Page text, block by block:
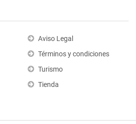
Aviso Legal
Términos y condiciones
Turismo
Tienda